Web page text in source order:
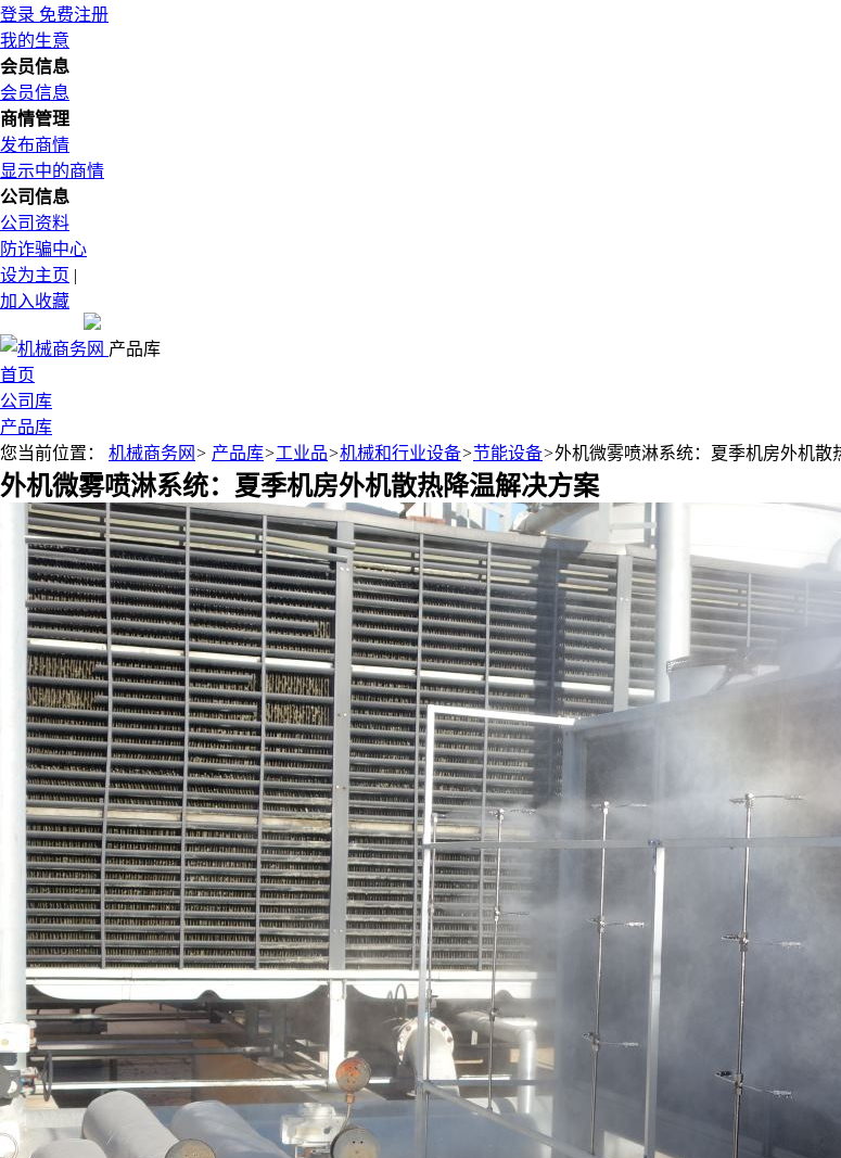
登录 免费注册
我的生意
会员信息
会员信息
商情管理
发布商情
显示中的商情
公司信息
公司资料
防诈骗中心
设为主页 |
加入收藏
产品库
首页
公司库
产品库
您当前位置：
机械商务网 > 产品库>工业品>机械和行业设备>节能设备>外机微雾喷淋系统：夏季机房外机散
外机微雾喷淋系统：夏季机房外机散热降温解决方案